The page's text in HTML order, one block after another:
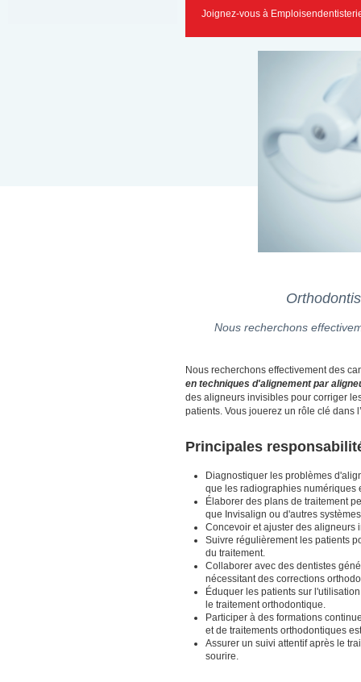
Joignez-vous à
Nous recherchons
Nous recherchons effectivement des
en techniques d'alignement par
des aligneurs invisibles pour corriger
patients. Vous jouerez un rôle clé dans
Principales
Diagnostiquer les problèmes
que les radiographies numériques
Élaborer des plans de traitement
que Invisalign ou d'autres
Concevoir et ajuster des aligneurs
Suivre régulièrement les patients
du traitement.
Collaborer avec des dentistes
nécessitant des corrections
Éduquer les patients sur
le traitement orthodontique.
Participer à des formations
et de traitements orthodontiques
Assurer un suivi attentif après le
sourire.